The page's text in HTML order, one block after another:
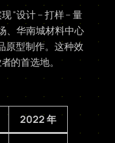
“设计 – 打样 – 量
、华南城材料中心
原型制作。这种效
的首选地。
2022 年